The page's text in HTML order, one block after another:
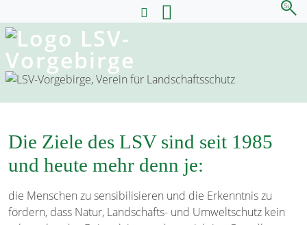
Die Ziele des LSV sind seit 1985
und heute mehr denn je:
die Menschen zu sensibilisieren und die Erkenntnis zu
fördern, dass Natur­, Landschafts- und Umweltschutz kein